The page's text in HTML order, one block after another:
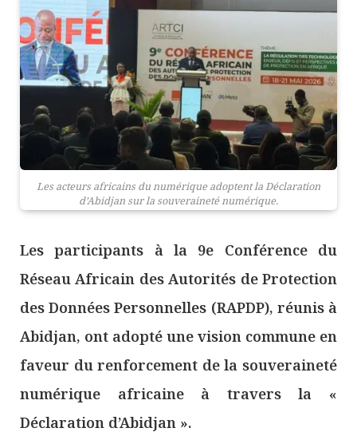
Les acteurs africains du numérique adoptent la Déclaration
d’Abidjan sur la souveraineté numérique.
Les participants à la 9e Conférence du
Réseau Africain des Autorités de Protection
des Données Personnelles (RAPDP), réunis à
Abidjan, ont adopté une vision commune en
faveur du renforcement de la souveraineté
numérique africaine à travers la «
Déclaration d’Abidjan ».